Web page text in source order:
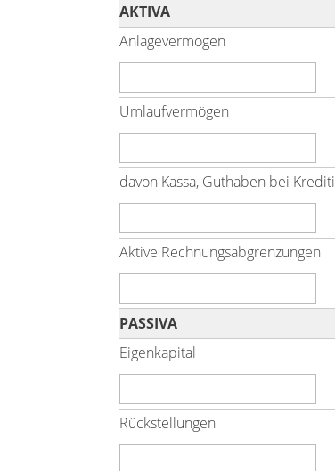
AKTIVA
Anlagevermögen
Umlaufvermögen
davon Kassa, Guthaben bei
Aktive Rechnungsabgrenzungen
PASSIVA
Eigenkapital
Rückstellungen